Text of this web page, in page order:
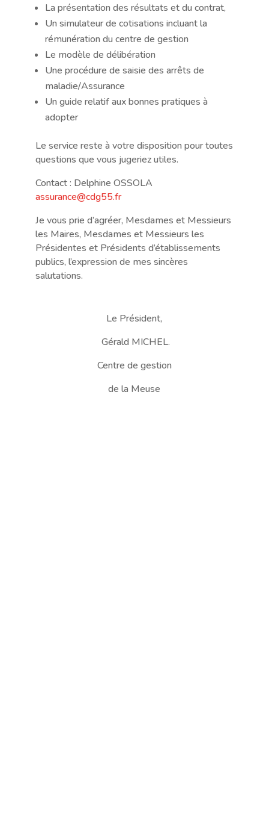
La présentation des résultats et du contrat,
Un simulateur de cotisations incluant la
rémunération du centre de gestion
Le modèle de délibération
Une procédure de saisie des arrêts de
maladie/Assurance
Un guide relatif aux bonnes pratiques à
adopter
Le service reste à votre disposition pour toutes
questions que vous jugeriez utiles.
Contact : Delphine OSSOLA
assurance@cdg55.fr
Je vous prie d’agréer, Mesdames et Messieurs
les Maires, Mesdames et Messieurs les
Présidentes et Présidents d’établissements
publics, l’expression de mes sincères
salutations.
Le Président,
Gérald MICHEL.
Centre de gestion
de la Meuse